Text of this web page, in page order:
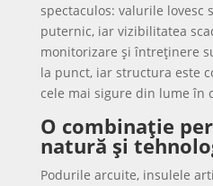
spectaculos: valurile lovesc
puternic, iar vizibilitatea
monitorizare și întreținere
la punct, iar structura este
cele mai sigure din lume în
O combinație
natură și
Podurile arcuite, insulele